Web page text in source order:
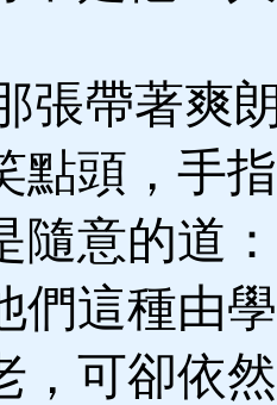
帶著爽
點頭，手
隨意的道
們這種由
，可卻依